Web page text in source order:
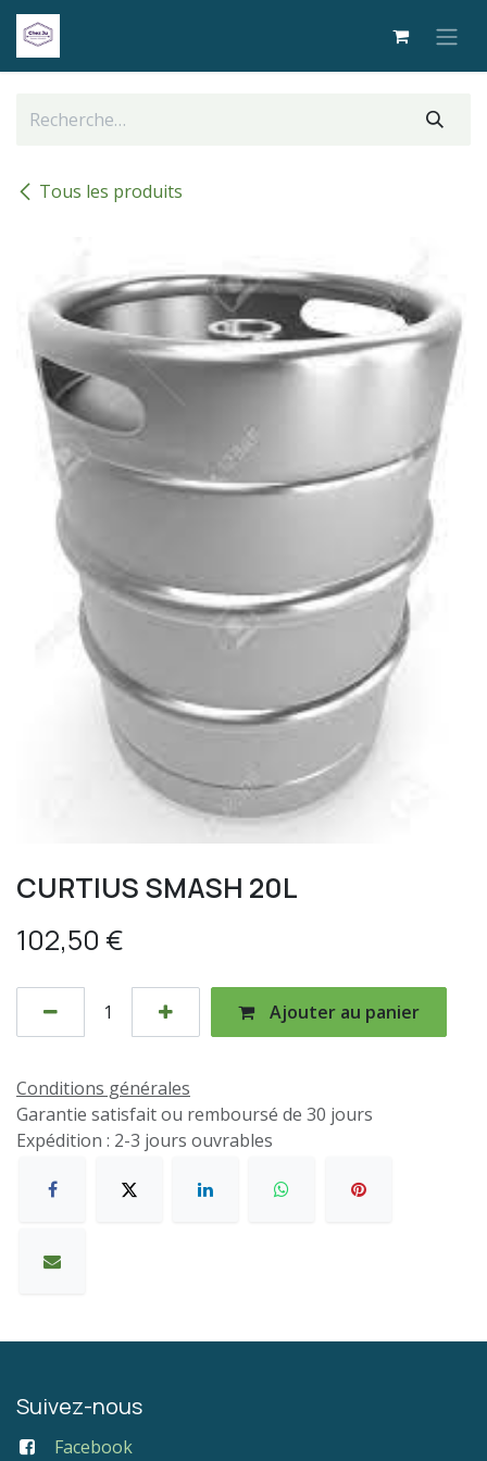
Se rendre au contenu
Tous les produits
CURTIUS SMASH 20L
102,50 €
Ajouter au panier
Conditions générales
Garantie satisfait ou remboursé de 30 jours
Expédition : 2-3 jours ouvrables
Suivez-nous
Facebook